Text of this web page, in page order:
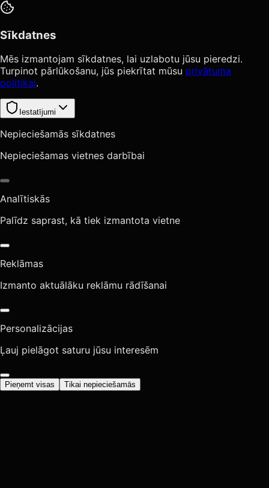
Sīkdatnes
Mēs izmantojam sīkdatnes, lai uzlabotu jūsu pieredzi.
Turpinot pārlūkošanu, jūs piekrītat mūsu privātuma
politikai.
Iestatījumi
Nepieciešamās sīkdatnes
Nepieciešamas vietnes darbībai
Analītiskās
Palīdz saprast, kā tiek izmantota vietne
Reklāmas
Izmanto aktuālāku reklāmu rādīšanai
Personalizācijas
Ļauj pielāgot saturu jūsu interesēm
Pieņemt visas Tikai nepieciešamās